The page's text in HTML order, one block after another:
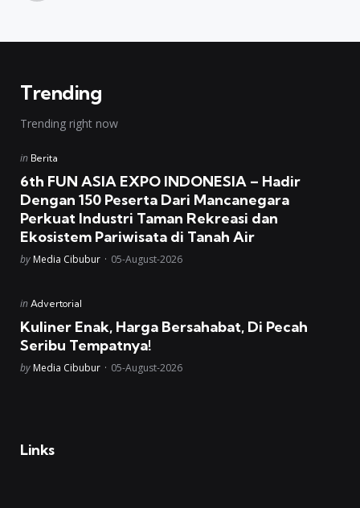
Trending
Trending right now
Posted
in Berita
6th FUN ASIA EXPO INDONESIA – Hadir
Dengan 150 Peserta Dari Mancanegara
Perkuat Industri Taman Rekreasi dan
Ekosistem Pariwisata di Tanah Air
Posted
by Media Cibubur 05-August-2026
Posted
in Advertorial
Kuliner Enak, Harga Bersahabat, Di Pecah
Seribu Tempatnya!
Posted
by Media Cibubur 05-August-2026
Links